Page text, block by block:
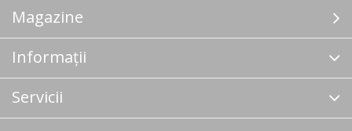
Magazine
Informații
Servicii